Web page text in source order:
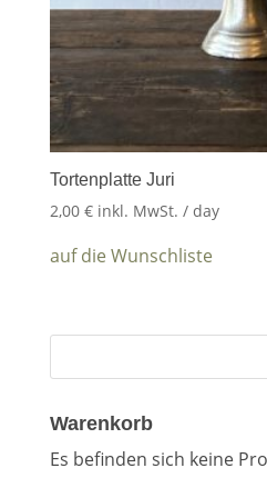
Tortenplatte Juri
2,00 € inkl. MwSt. / day
auf die Wunschliste
Warenkorb
Es befinden sich keine